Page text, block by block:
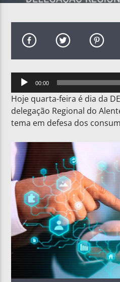
Reprodutor
de
áudio
00:00
Hoje quarta-feira é dia da
delegação Regional do
tema em defesa dos